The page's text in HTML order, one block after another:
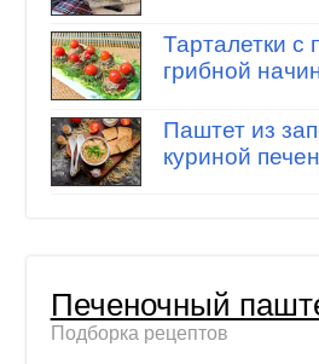
Тарталетки с
грибной
Паштет из
куриной
Печеночный
Подборка рецептов